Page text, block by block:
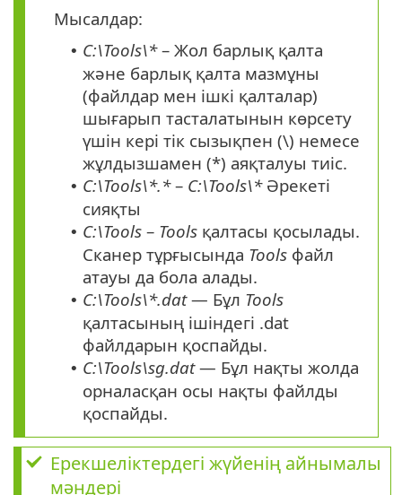
Мысалдар:
• C:\Tools\*– Жол барлық қалта
және барлық қалта мазмұны
(файлдар мен ішкі қалталар)
шығарып тасталатынын көрсету
үшін кері тік сызықпен (\) немесе
жұлдызшамен (*) аяқталуы тиіс.
• C:\Tools\*.*– C:\Tools\*Әрекеті
сияқты
• C:\Tools – Tools қалтасы қосылады.
Сканер тұрғысында Tools файл
атауы да бола алады.
• C:\Tools\*.dat— Бұл Tools
қалтасының ішіндегі .dat
файлдарын қоспайды.
• C:\Tools\sg.dat— Бұл нақты жолда
орналасқан осы нақты файлды
қоспайды.
Ерекшеліктердегі жүйенің айнымалы
мәндері